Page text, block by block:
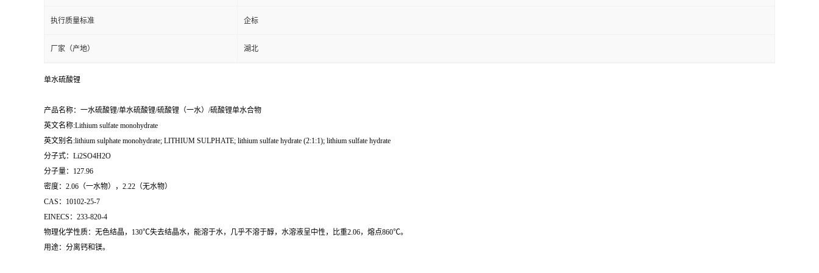
执行质量标准 企标
厂家（产地） 湖北
单水硫酸锂
产品名称：一水硫酸锂/单水硫酸锂/硫酸锂（一水）/硫酸锂单水合物
英文名称:Lithium sulfate monohydrate
英文别名:lithium sulphate monohydrate; LITHIUM SULPHATE; lithium sulfate hydrate (2:1:1); lithium sulfate hydrate
分子式：Li2SO4H2O
分子量：127.96
密度：2.06（一水物），2.22（无水物）
CAS：10102-25-7
EINECS：233-820-4
物理化学性质：无色结晶，130℃失去结晶水，能溶于水，几乎不溶于醇，水溶液呈中性，比重2.06，熔点860℃。
用途：分离钙和镁。